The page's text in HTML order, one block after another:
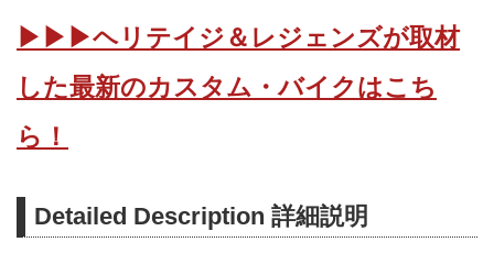
▶▶▶ヘリテイジ＆レジェンズが取材
した最新のカスタム・バイクはこち
ら！
Detailed Description 詳細説明